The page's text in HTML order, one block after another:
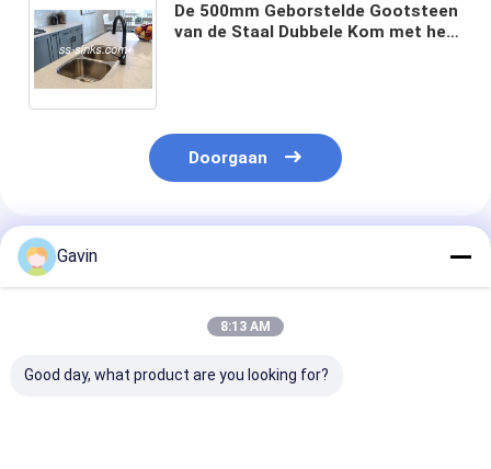
De 500mm Geborstelde Gootsteen
van de Staal Dubbele Kom met het
Doorgaan
Geadviseerde Producten
Gavin
8:13 AM
Good day, what product are you looking for?